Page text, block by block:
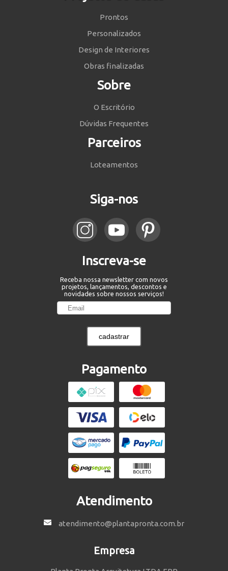
Prontos
Personalizados
Design de Interiores
Obras finalizadas
Sobre
O Escritório
Dúvidas Frequentes
Parceiros
Loteamentos
Siga-nos
Inscreva-se
Receba nossa newsletter com novos
projetos, lançamentos, descontos e
novidades sobre nossos serviços!
cadastrar
Pagamento
Atendimento
atendimento@plantapronta.com.br
Empresa